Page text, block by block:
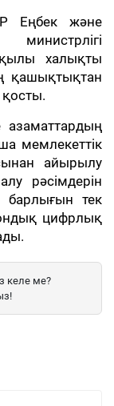
Еңбек және
халықты
қашықтықтан
мемлекеттік
айырылу
рәсімдерін
барлығын тек
цифрлық
келе ме?